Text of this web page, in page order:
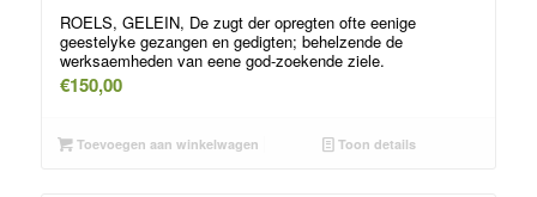
ROELS, GELEIN, De zugt der opregten ofte eenige
geestelyke gezangen en gedigten; behelzende de
werksaemheden van eene god-zoekende ziele.
€150,00
Toevoegen aan winkelwagen Toon details